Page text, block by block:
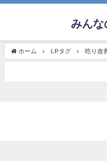
みんな
ホーム LPタグ 吃り改